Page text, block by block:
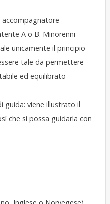
accompagnatore
A o B. Minorenni
unicamente il principio
tale da permettere
ed equilibrato
guida: viene illustrato il
che si possa guidarla con